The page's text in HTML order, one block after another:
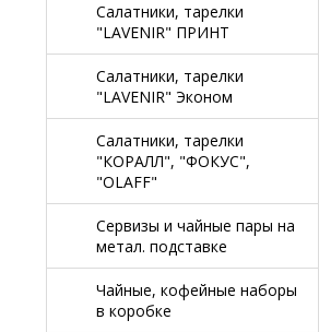
Салатники, тарелки
"LAVENIR" ПРИНТ
Салатники, тарелки
"LAVENIR" Эконом
Салатники, тарелки
"КОРАЛЛ", "ФОКУС",
"OLAFF"
Сервизы и чайные пары на
метал. подставке
Чайные, кофейные наборы
в коробке